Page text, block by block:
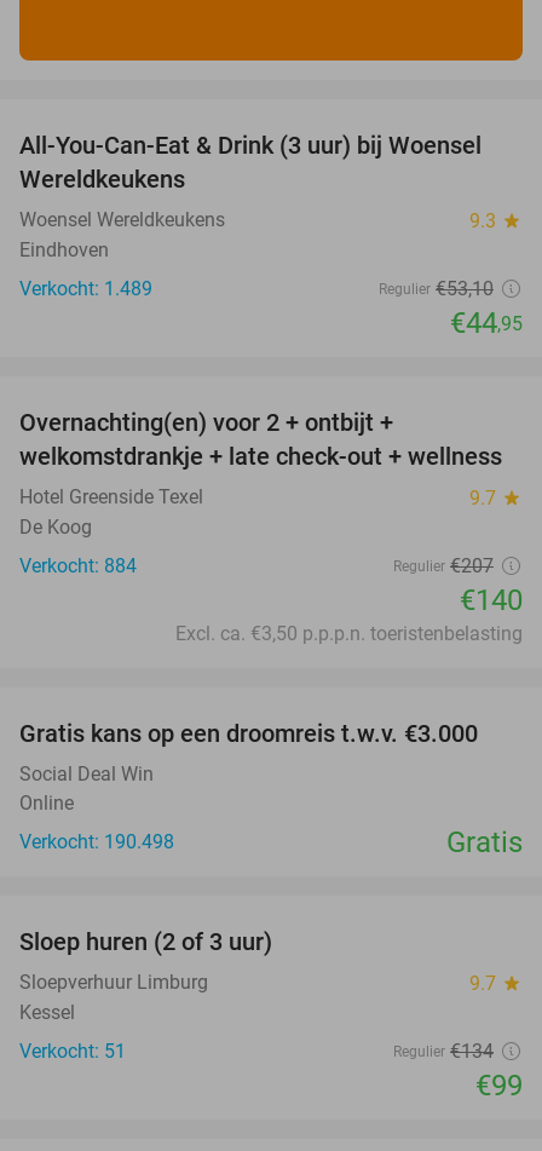
15%
All-You-Can-Eat & Drink (3 uur) bij Woensel
Wereldkeukens
Woensel Wereldkeukens 9.3 star
Eindhoven
Verkocht: 1.489
Regulier €53,10
€44,95
Overnachting(en) voor 2 + ontbijt +
welkomstdrankje + late check-out + wellness
Hotel Greenside Texel 9.7 star
De Koog
Verkocht: 884
Regulier €207
€140
Excl. ca. €3,50 p.p.p.n. toeristenbelasting
Gratis kans op een droomreis t.w.v. €3.000
Social Deal Win
Online
Verkocht: 190.498
Gratis
Sloep huren (2 of 3 uur)
Sloepverhuur Limburg 9.7 star
Kessel
Verkocht: 51
Regulier €134
€99